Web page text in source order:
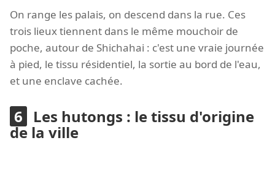
On range les palais, on descend dans la rue. Ces
trois lieux tiennent dans le même mouchoir de
poche, autour de Shichahai : c'est une vraie journée
à pied, le tissu résidentiel, la sortie au bord de l'eau,
et une enclave cachée.
Les hutongs : le tissu d'origine
de la ville